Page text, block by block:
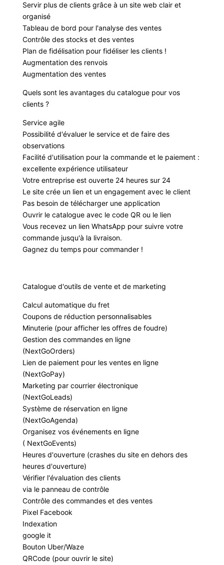
Servir plus de clients grâce à un site web clair et
organisé
Tableau de bord pour l'analyse des ventes
Contrôle des stocks et des ventes
Plan de fidélisation pour fidéliser les clients !
Augmentation des renvois
Augmentation des ventes
Quels sont les avantages du catalogue pour vos
clients ?
Service agile
Possibilité d'évaluer le service et de faire des
observations
Facilité d'utilisation pour la commande et le paiement :
excellente expérience utilisateur
Votre entreprise est ouverte 24 heures sur 24
Le site crée un lien et un engagement avec le client
Pas besoin de télécharger une application
Ouvrir le catalogue avec le code QR ou le lien
Vous recevez un lien WhatsApp pour suivre votre
commande jusqu'à la livraison.
Gagnez du temps pour commander !
Catalogue d'outils de vente et de marketing
Calcul automatique du fret
Coupons de réduction personnalisables
Minuterie (pour afficher les offres de foudre)
Gestion des commandes en ligne
(NextGoOrders)
Lien de paiement pour les ventes en ligne
(NextGoPay)
Marketing par courrier électronique
(NextGoLeads)
Système de réservation en ligne
(NextGoAgenda)
Organisez vos événements en ligne
( NextGoEvents)
Heures d'ouverture (crashes du site en dehors des
heures d'ouverture)
Vérifier l'évaluation des clients
via le panneau de contrôle
Contrôle des commandes et des ventes
Pixel Facebook
Indexation
google it
Bouton Uber/Waze
QRCode (pour ouvrir le site)